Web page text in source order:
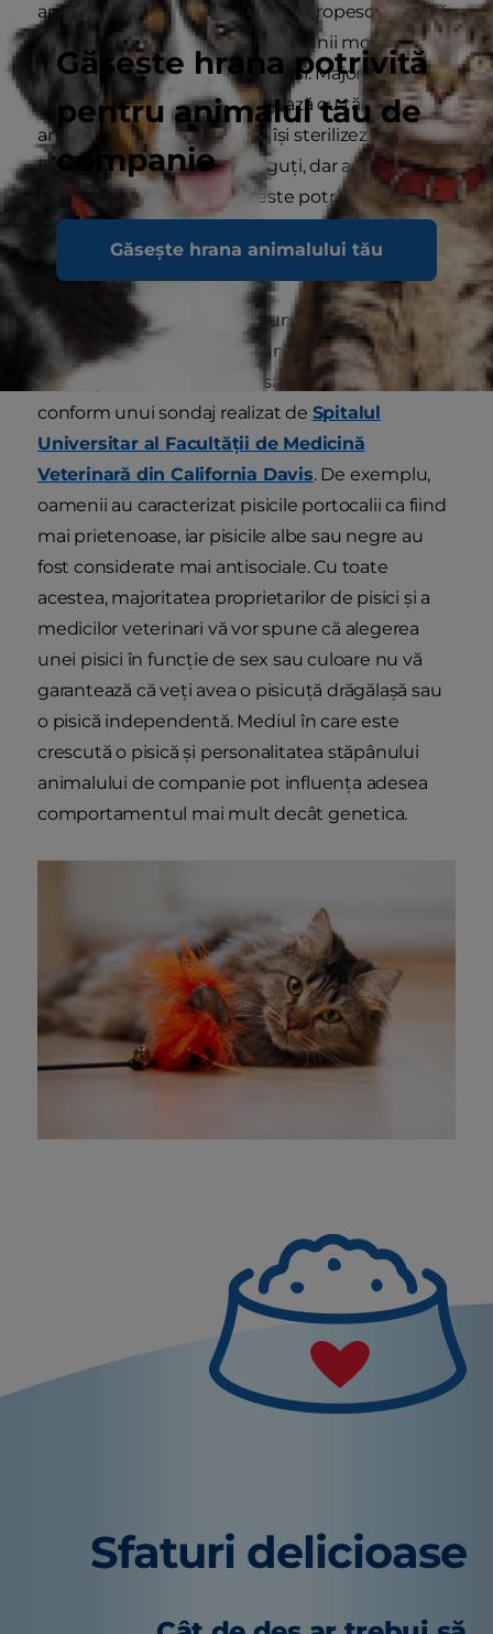
Găsește hrana potrivită
pentru animalul tău de
companie
Găsește hrana animalului tău
anumit fel. Unele pisici femele stropesc cu urină
când sunt în călduri, în timp ce unii motani sunt
cunoscuți ca fiind mai afectuoși. Majoritatea
centrelor de adopție încurajează cu tărie stăpânii
animalelor de companie să își sterilizeze pisicile.
Pisoii sunt cu siguranță drăguți, dar ar trebui să
discutați dacă sterilizarea este potrivită pentru
animalul dvs. de companie înainte de a vă trezi
cu un coș plin de pisoi.
Oamenii cred adesea că anumite trăsături de
personalitate ale pisicilor sunt influențate de
anumiți factori, cum ar fi rasa sau culoarea blănii,
conform unui sondaj realizat de Spitalul
Universitar al Facultății de Medicină
Veterinară din California Davis. De exemplu,
oamenii au caracterizat pisicile portocalii ca fiind
mai prietenoase, iar pisicile albe sau negre au
fost considerate mai antisociale. Cu toate
acestea, majoritatea proprietarilor de pisici și a
medicilor veterinari vă vor spune că alegerea
unei pisici în funcție de sex sau culoare nu vă
garantează că veți avea o pisicuță drăgălașă sau
o pisică independentă. Mediul în care este
crescută o pisică și personalitatea stăpânului
animalului de companie pot influența adesea
comportamentul mai mult decât genetica.
Sfaturi delicioase